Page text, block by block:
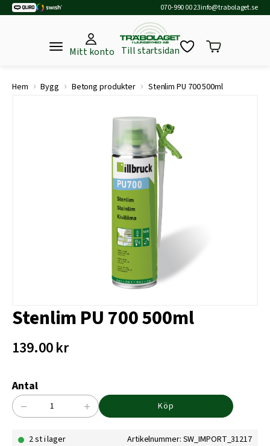
070-990 00 23info@trabolaget.se
Mitt konto Till startsidan
Hem › Bygg › Betong produkter › Stenlim PU 700 500ml
Stenlim PU 700 500ml
139.00kr
Antal
Stenlim
700
− + Köp
2 st i lager Artikelnummer: SW_IMPORT_31217